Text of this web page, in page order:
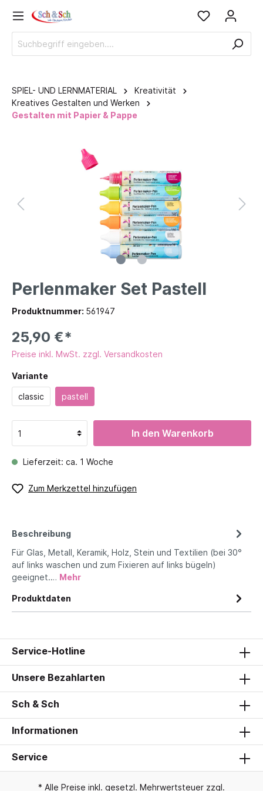
SPIEL- UND LERNMATERIAL
Kreativität
Kreatives Gestalten und Werken
Gestalten mit Papier & Pappe
Perlenmaker Set Pastell
Produktnummer: 561947
25,90 €*
Preise inkl. MwSt. zzgl. Versandkosten
Variante
classic pastell
In den Warenkorb
Lieferzeit: ca. 1 Woche
Zum Merkzettel hinzufügen
Beschreibung
Für Glas, Metall, Keramik, Holz, Stein und Textilien (bei 30°
auf links waschen und zum Fixieren auf links bügeln)
geeignet.… Mehr
Produktdaten
Service-Hotline
Unsere Bezahlarten
Sch & Sch
Informationen
Service
* Alle Preise inkl. gesetzl. Mehrwertsteuer zzgl.